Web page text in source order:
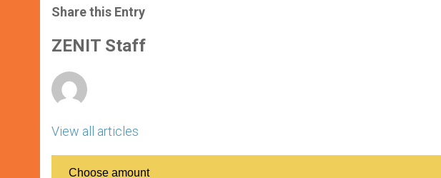
t
s
p
p
s
e
g
e
e
b
o
k
Share this Entry
ZENIT Staff
View all articles